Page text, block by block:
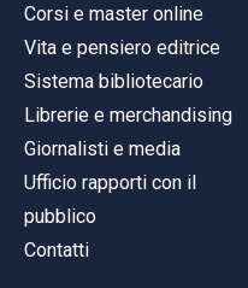
Corsi e master online
Vita e pensiero editrice
Sistema bibliotecario
Librerie e merchandising
Giornalisti e media
Ufficio rapporti con il
pubblico
Contatti